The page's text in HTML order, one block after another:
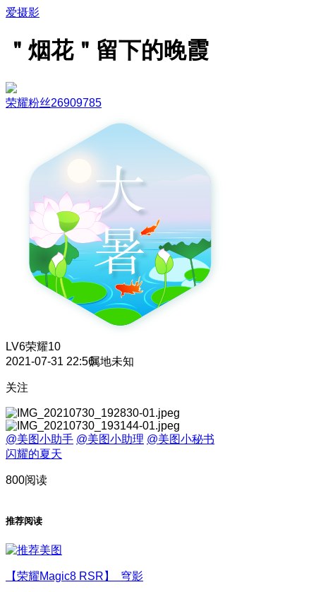
爱摄影
＂烟花＂留下的晚霞
荣耀粉丝26909785
LV6荣耀10
2021-07-31 22:56属地未知
关注
@美图小助手 @美图小助理 @美图小秘书
闪耀的夏天
800阅读
推荐阅读
【荣耀Magic8 RSR】 穹影